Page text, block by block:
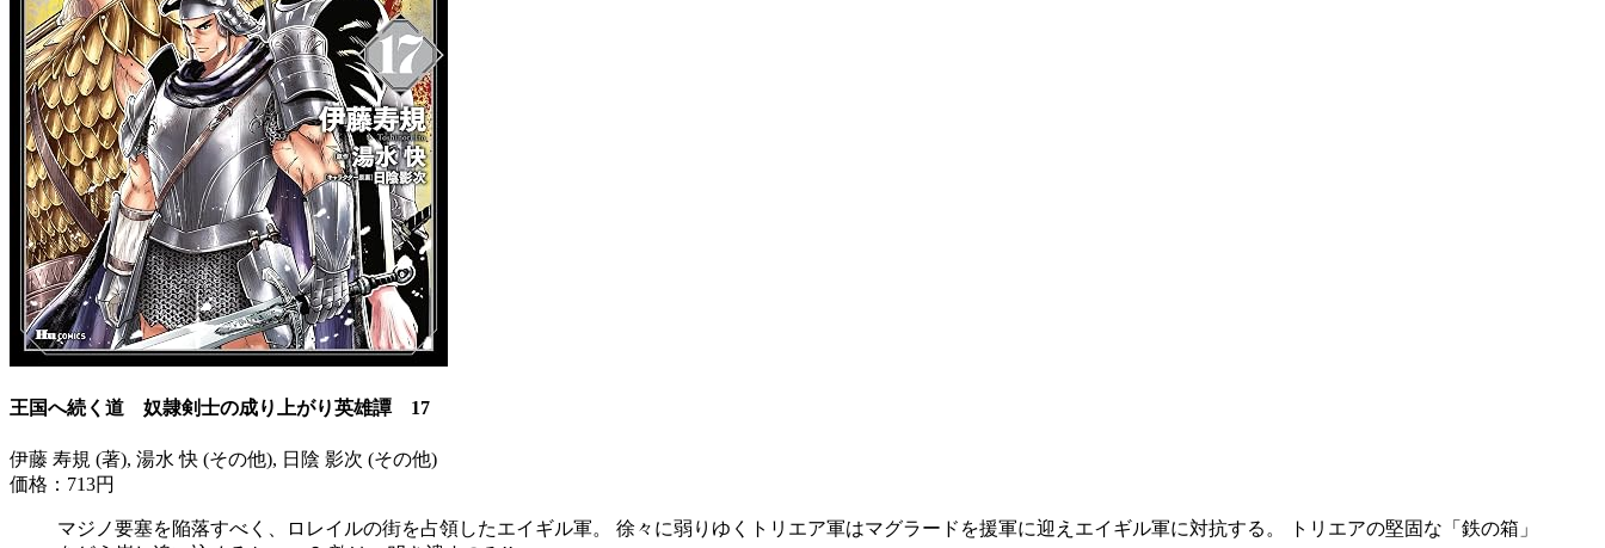
王国へ続く道 奴隷剣士の成り上がり英雄譚 17
伊藤 寿規 (著), 湯水 快 (その他), 日陰 影次 (その他)
価格：713円
マジノ要塞を陥落すべく、ロレイルの街を占領したエイギル軍。 徐々に弱りゆくトリエア軍はマグラードを援軍に迎えエイギル軍に対抗する。 トリエアの堅固な「鉄の箱」